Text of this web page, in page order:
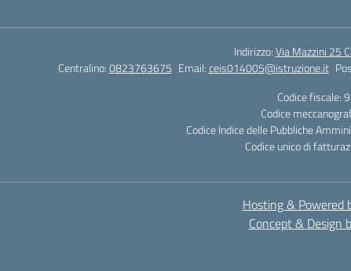
Indirizzo:Via Mazzini 25
Centralino:0823763675 Email:ceis014005@istruzione.it
Codice fiscale:
Codice
Codice Indice delle Pubbliche
Codice unico di
Hosting & Powered
Concept & Design